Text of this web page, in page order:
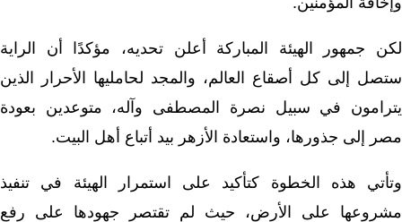
لكن جمهور الهيئة المباركة أعلن تحديه، مؤكدًا أن الراية
ستصل إلى كل أصقاع العالم، والمجد لحامليها الأحرار الذين
يترامون في سبيل نصرة المصطفى وآله، متوعدين بعودة
مصر إلى جذورها، واستعادة الأزهر بيد أتباع أهل البيت.
وتأتي هذه الخطوة كتأكيد على استمرار الهيئة في تنفيذ
مشروعها على الأرض، حيث لم تقتصر جهودها على رفع